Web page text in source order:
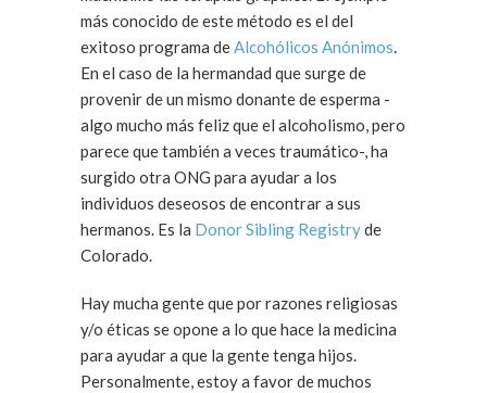
más conocido de este método es el del
exitoso programa deAlcohólicos Anónimos.
En el caso de la hermandad que surge de
provenir de un mismo donante de esperma -
algo mucho más feliz que el alcoholismo, pero
parece que también a veces traumático-, ha
surgido otra ONG para ayudar a los
individuos deseosos de encontrar a sus
hermanos. Es la Donor Sibling Registryde
Colorado.
Hay mucha gente que por razones religiosas
y/o éticas se opone a lo que hace la medicina
para ayudar a que la gente tenga hijos.
Personalmente, estoy a favor de muchos